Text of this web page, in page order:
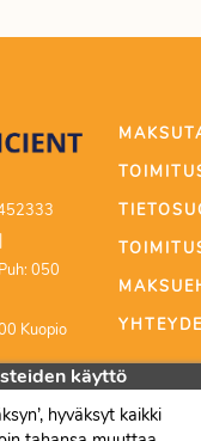
050
Kuopio
käyttö
hyväksyt kaikki